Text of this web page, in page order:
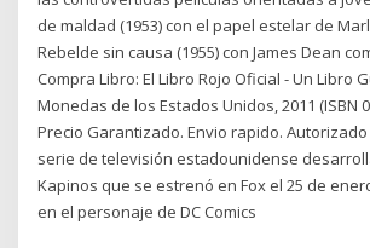
de maldad (1953) con el papel estelar de
Rebelde sin causa (1955) con James Dean
Compra Libro: El Libro Rojo Oficial - Un Libro
Monedas de los Estados Unidos, 2011 (ISBN
Precio Garantizado. Envio rapido.
serie de televisión estadounidense
Kapinos que se estrenó en Fox el 25 de
en el personaje de DC Comics